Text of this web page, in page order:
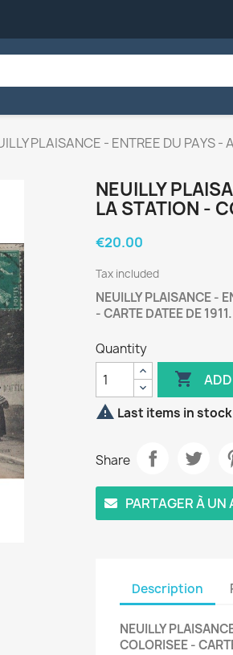
PLAISANCE - ENTREE DU PAYS
NEUILLY
LA STATION -
€20.00
Tax included
NEUILLY PLAISANCE -
- CARTE DATEE DE 1911.
Quantity

 Last items in stock
Share
PARTAGER À UN
Description
NEUILLY
COLORISEE -